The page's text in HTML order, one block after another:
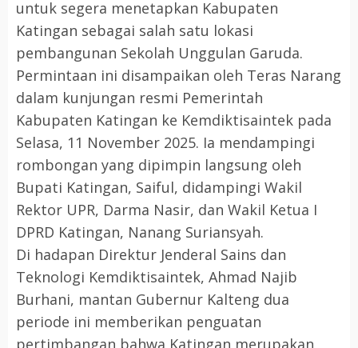
untuk segera menetapkan Kabupaten
Katingan sebagai salah satu lokasi
pembangunan Sekolah Unggulan Garuda.
​Permintaan ini disampaikan oleh Teras Narang
dalam kunjungan resmi Pemerintah
Kabupaten Katingan ke Kemdiktisaintek pada
Selasa, 11 November 2025. Ia mendampingi
rombongan yang dipimpin langsung oleh
Bupati Katingan, Saiful, didampingi Wakil
Rektor UPR, Darma Nasir, dan Wakil Ketua I
DPRD Katingan, Nanang Suriansyah.
​Di hadapan Direktur Jenderal Sains dan
Teknologi Kemdiktisaintek, Ahmad Najib
Burhani, mantan Gubernur Kalteng dua
periode ini memberikan penguatan